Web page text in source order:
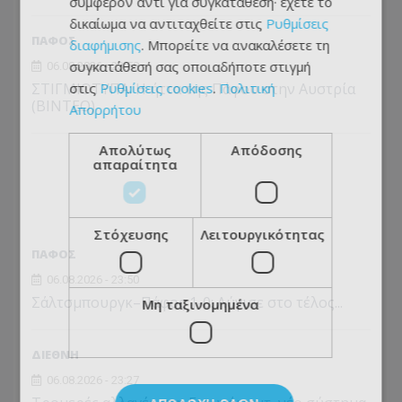
ΠΑΦΟΣ
06.08.2026 - 23:58
ΣΤΙΓΜΙΟΤΥΠΑ: Η ήττα της Πάφου στην Αυστρία
(ΒΙΝΤΕΟ)
Σάλτσμπουργκ–Πάφος 1-0: Λύγισε στο τέλος...
ΔΙΕΘΝΗ
δικαίωμα να αντιταχθείτε στις Ρυθμίσεις
διαφήμισης. Μπορείτε να ανακαλέσετε τη
συγκατάθεσή σας οποιαδήποτε στιγμή
στις Ρυθμίσεις cookies. Πολιτική
Απορρήτου
Απολύτως
απαραίτητα
Απόδοσης
Στόχευσης Λειτουργικότητας
Μη ταξινομημένα